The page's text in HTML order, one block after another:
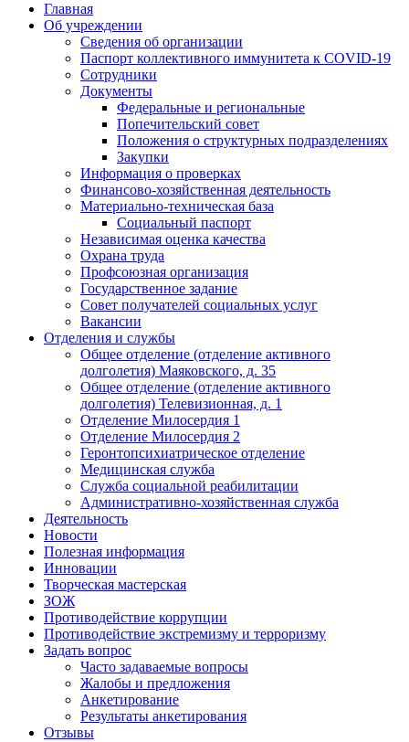
Главная
Об учреждении
Сведения об организации
Паспорт коллективного иммунитета к COVID-19
Сотрудники
Документы
Федеральные и региональные
Попечительский совет
Положения о структурных подразделениях
Закупки
Информация о проверках
Финансово-хозяйственная деятельность
Материально-техническая база
Социальный паспорт
Независимая оценка качества
Охрана труда
Профсоюзная организация
Государственное задание
Совет получателей социальных услуг
Вакансии
Отделения и службы
Общее отделение (отделение активного
долголетия) Маяковского, д. 35
Общее отделение (отделение активного
долголетия) Телевизионная, д. 1
Отделение Милосердия 1
Отделение Милосердия 2
Геронтопсихиатрическое отделение
Медицинская служба
Служба социальной реабилитации
Административно-хозяйственная служба
Деятельность
Новости
Полезная информация
Инновации
Творческая мастерская
ЗОЖ
Противодействие коррупции
Противодействие экстремизму и терроризму
Задать вопрос
Часто задаваемые вопросы
Жалобы и предложения
Анкетирование
Результаты анкетирования
Отзывы